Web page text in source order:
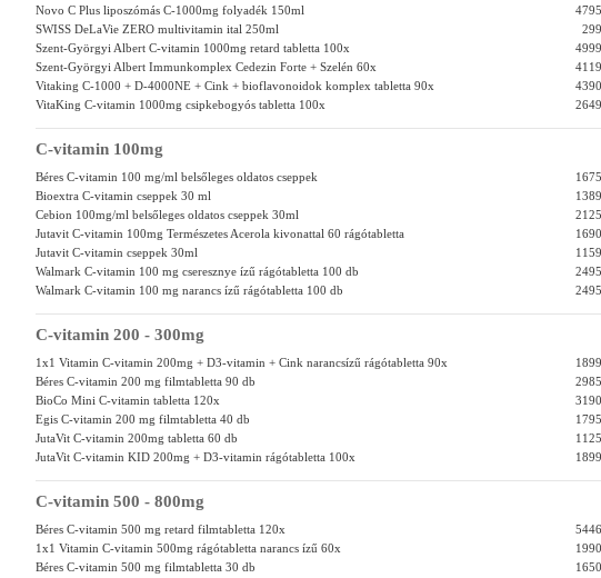
Novo C Plus liposzómás C-1000mg folyadék 150ml
SWISS DeLaVie ZERO multivitamin ital 250ml
Szent-Györgyi Albert C-vitamin 1000mg retard tabletta 100x
Szent-Györgyi Albert Immunkomplex Cedezin Forte + Szelén 60x
Vitaking C-1000 + D-4000NE + Cink + bioflavonoidok komplex tabletta 90x
VitaKing C-vitamin 1000mg csipkebogyós tabletta 100x
C-vitamin 100mg
Béres C-vitamin 100 mg/ml belsőleges oldatos cseppek
Bioextra C-vitamin cseppek 30 ml
Cebion 100mg/ml belsőleges oldatos cseppek 30ml
Jutavit C-vitamin 100mg Természetes Acerola kivonattal 60 rágótabletta
Jutavit C-vitamin cseppek 30ml
Walmark C-vitamin 100 mg cseresznye ízű rágótabletta 100 db
Walmark C-vitamin 100 mg narancs ízű rágótabletta 100 db
C-vitamin 200 - 300mg
1x1 Vitamin C-vitamin 200mg + D3-vitamin + Cink narancsízű rágótabletta 90x
Béres C-vitamin 200 mg filmtabletta 90 db
BioCo Mini C-vitamin tabletta 120x
Egis C-vitamin 200 mg filmtabletta 40 db
JutaVit C-vitamin 200mg tabletta 60 db
JutaVit C-vitamin KID 200mg + D3-vitamin rágótabletta 100x
C-vitamin 500 - 800mg
Béres C-vitamin 500 mg retard filmtabletta 120x
1x1 Vitamin C-vitamin 500mg rágótabletta narancs ízű 60x
Béres C-vitamin 500 mg filmtabletta 30 db